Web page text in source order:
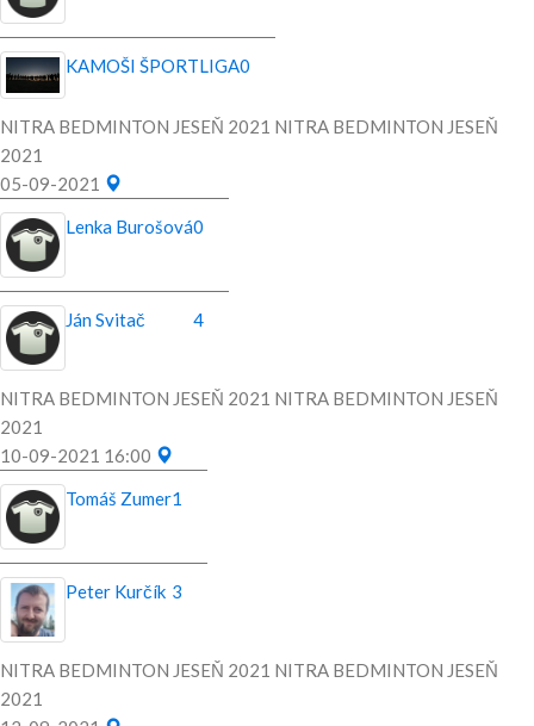
KAMOŠI ŠPORTLIGA0
NITRA BEDMINTON JESEŇ 2021 NITRA BEDMINTON JESEŇ
2021
05-09-2021
Lenka Burošová0
Ján Svitač 4
NITRA BEDMINTON JESEŇ 2021 NITRA BEDMINTON JESEŇ
2021
10-09-2021 16:00
Tomáš Zumer1
Peter Kurčík 3
NITRA BEDMINTON JESEŇ 2021 NITRA BEDMINTON JESEŇ
2021